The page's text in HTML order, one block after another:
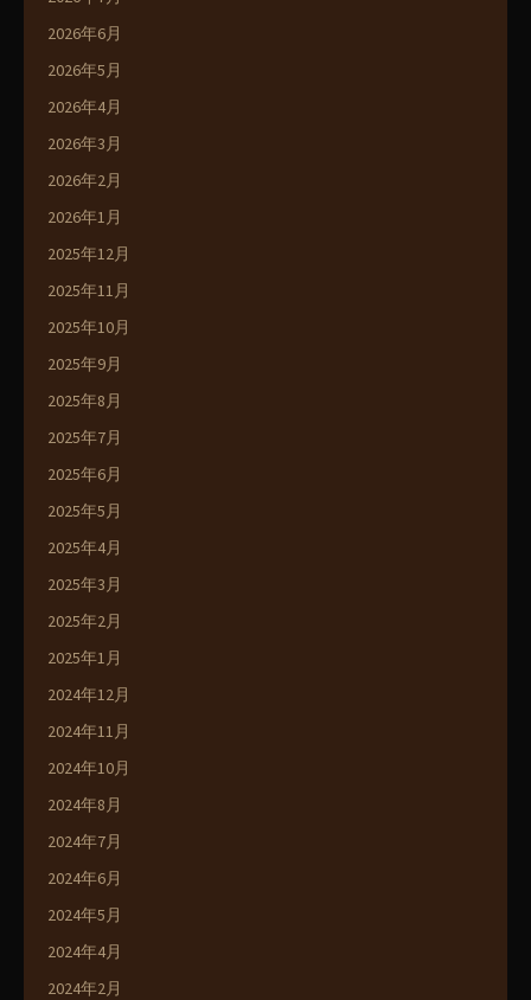
2026年6月
2026年5月
2026年4月
2026年3月
2026年2月
2026年1月
2025年12月
2025年11月
2025年10月
2025年9月
2025年8月
2025年7月
2025年6月
2025年5月
2025年4月
2025年3月
2025年2月
2025年1月
2024年12月
2024年11月
2024年10月
2024年8月
2024年7月
2024年6月
2024年5月
2024年4月
2024年2月